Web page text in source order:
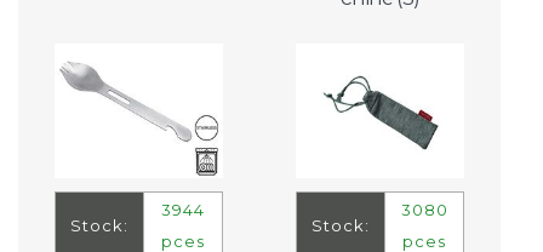
Stock:
3944
pces
Stock:
3080
pces